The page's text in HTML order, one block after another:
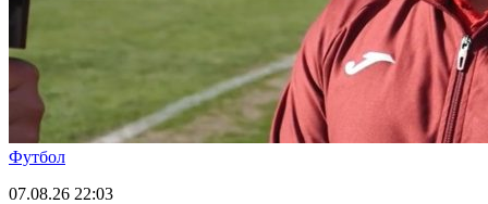
Футбол
07.08.26 22:03